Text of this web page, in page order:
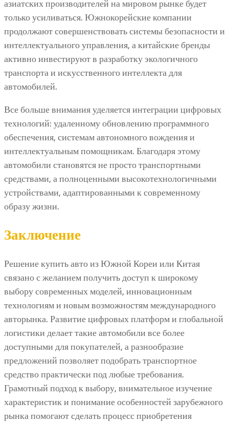
азиатских производителей на мировом рынке будет
только усиливаться. Южнокорейские компании
продолжают совершенствовать системы безопасности и
интеллектуального управления, а китайские бренды
активно инвестируют в разработку экологичного
транспорта и искусственного интеллекта для
автомобилей.
Все больше внимания уделяется интеграции цифровых
технологий: удаленному обновлению программного
обеспечения, системам автономного вождения и
интеллектуальным помощникам. Благодаря этому
автомобили становятся не просто транспортными
средствами, а полноценными высокотехнологичными
устройствами, адаптированными к современному
образу жизни.
Заключение
Решение купить авто из Южной Кореи или Китая
связано с желанием получить доступ к широкому
выбору современных моделей, инновационным
технологиям и новым возможностям международного
авторынка. Развитие цифровых платформ и глобальной
логистики делает такие автомобили все более
доступными для покупателей, а разнообразие
предложений позволяет подобрать транспортное
средство практически под любые требования.
Грамотный подход к выбору, внимательное изучение
характеристик и понимание особенностей зарубежного
рынка помогают сделать процесс приобретения